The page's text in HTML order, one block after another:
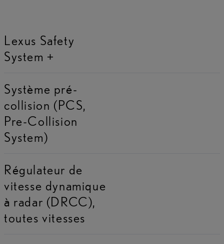
Lexus Safety
System +
Système pré-
collision (PCS,
Pre-Collision
System)
Régulateur de
vitesse dynamique
à radar (DRCC),
toutes vitesses